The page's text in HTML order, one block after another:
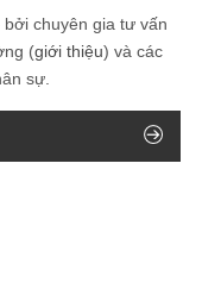
chuyên gia tư vấn
(giới thiệu) và các
sự.